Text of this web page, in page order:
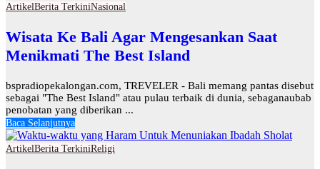
ArtikelBerita TerkiniNasional
Wisata Ke Bali Agar Mengesankan Saat
Menikmati The Best Island
bspradiopekalongan.com, TREVELER - Bali memang pantas disebut
sebagai "The Best Island" atau pulau terbaik di dunia, sebaganaubab
penobatan yang diberikan ...
Baca Selanjutnya
ArtikelBerita TerkiniReligi